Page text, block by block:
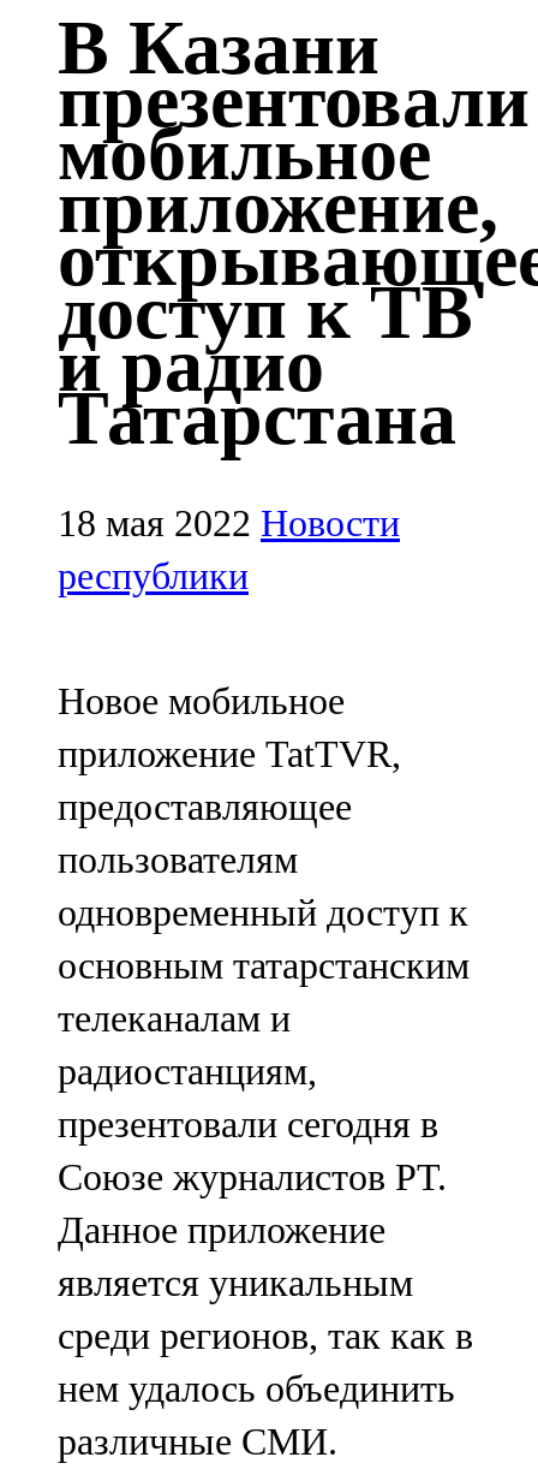
Кадыбаш
105,2 FM
Казан
91,5 FM
Кайбыч
106,1 FM
Кама тамагы
71,51 FM
Кукмара
107,9 FM
Лениногорский
102,1 FM
106,2 FM
Минзәлә
107,3 FM
Мөслим
100,0 FM
Нурлат
104,7 FM
Олы Әтнә
71,42 FM
Сарман
107,8 FM
Теләче
106,1 FM
Түбән Кама
102,6 FM
В Казани
презентовали
мобильное
приложение,
доступ к ТВ
и радио
Татарстана
18 мая 2022 Новости
республики
Новое мобильное
приложение TatTVR,
предоставляющее
пользователям
одновременный доступ к
основным татарстанским
телеканалам и
радиостанциям,
презентовали сегодня в
Союзе журналистов РТ.
Данное приложение
является уникальным
среди регионов, так как в
нем удалось объединить
различные СМИ.